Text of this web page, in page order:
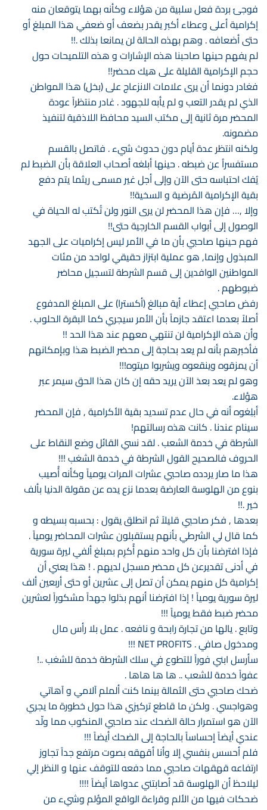
فوجئ بردة فعل سلبية من هؤلاء وكأنه بهما يتوقعان منه
إكرامية أعلى وعطاء أكبر يقدر بضعف أو ضعفي هذا المبلغ أو
حتى أضعافه . وهم بهذه الحالة لن يمانعا بذلك .!!
لم يفهم حينها صاحبنا هذه الإشارات و هذه التلميحات حول
حجم الإكرامية القليلة على هيك محضر!!
فغادر دونما أن يرى علامات الانزعاج على (بخل) هذا المواطن
الذي لم يقدر التعب و لم يأبه للجهود . غادر منتظراً عودة
المحضر مرة ثانية إلى مكتب السيد محافظ اللاذقية لتنفيذ
مضمونه.
ولكنه انتظر عدة أيام دون حدوث شيء . فاتصل بالقسم
مستفسراُ عن ضبطه . حينها أبلغه أصحاب العلاقة بأن الضبط لم
يُفك احتباسه حتى الآن وإلى أجل غير مسمى ريثما يتم دفع
بقية الإكرامية المُرضية و السخية!!
وإلا ,… فإن هذا المحضر لن يرى النور ولن تُكتب له الحياة في
الوصول إلى أبواب القسم الخارجية حتى!!
فهم حينها صاحبي بأن ما في الأمر ليس إكراميات على الجهد
المبذول وإنما, هو عملية ابتزاز حقيقي لواحد من مئات
المواطنين الوافدين إلى قسم الشرطة لتسجيل محاضر
ضبوطهم .
رفض صاحبي إعطاء أية مبالغ (أكسترا) على المبلغ المدفوع
أصلاً بعدما اعتقد جازماً بأن الأمر سيجري كما البقرة الحلوب .
وأن هذه الإكرامية لن تنتهي معهم عند هذا الحد !!
فأخبرهم بأنه لم يعد بحاجة إلى محضر الضبط هذا وبإمكانهم
أن يمزقوه وينقعوه ويشربوا ميتوه!!!
وهو لم يعد بعدَ الآن يريد حقه إن كان هذا الحق سيمر عبر
هؤلاء.
أبلِغوه أنه في حال عدم تسديد بقية الأكرامية , فإن المحضر
سينام عندنا . كانت هذه رسالتهم!
الشرطة في خدمة الشعب . لقد نسي القائل وضع النقاط على
الحروف فالصحيح القول الشرطة في خدمة الشغب !!!
هذا ما صار يردده صاحبي عشرات المرات يومياً وكأنه أُصيب
بنوع من الهلوسة العارضة بعدما نزع يده عن مقولة الدنيا بألف
خير .!!
بعدها , فكر صاحبي قليلاً ثم انطلق يقول : بحسبه بسيطه و
كما قال لي الشرطي بأنهم يستقبلون عشرات المحاضر يومياً .
فإذا افترضنا بأن كل واحد منهم أُكرِم بمبلغ ألفي ليرة سورية
في أدنى تقديرعن كل محضر مسجل لديهم . ! هذا يعني أن
إكرامية كل منهم يمكن أن تصل إلى عشرين أو حتى أربعين ألف
ليرة سورية يومياً ! إذا افترضنا أنهم بذلوا جهداً مشكوراً لعشرين
محضر ضبط فقط يومياً !!!
وتابع . يالها من تجارة رابحة و نافعه . عمل بلا رأس مال
ومدخول صافي . NET PROFITS !!!
سأرسل ابني فوراً للتطوع في سلك الشرطة خدمة للشغب ..!
عفواً خدمة للشعب .. ها ها هاها .
ضحك صاحبي حتى الثمالة بينما كنت ألملم آلامي و آهاتي
وهواجسي . ولكن ما قاطع تركيزي هذا حول خطورة ما يجري
الآن هو استمرار حالة الضحك عند صاحبي المنكوب مما ولّد
عندي أيضاً إحساساً بالحاجة إلى الضحك أيضاً !!!
فلم أحسس بنفسي إلا وأنا أقهقه بصوت مرتفع جداً تجاوز
ارتفاعه قهقهات صاحبي مما دفعه للتوقف عنها و النظر إلي
ليلاحظ أن الهلوسة قد أصابتني عدواها أيضاً !!!!
ضحكات فيها من الألم وقراءة الواقع المؤلم وشيء من